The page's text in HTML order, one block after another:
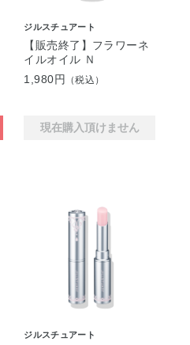
ジルスチュアート
【販売終了】フラワーネ
イルオイル Ｎ
1,980円
（税込）
現在購入頂けません
ジルスチュアート